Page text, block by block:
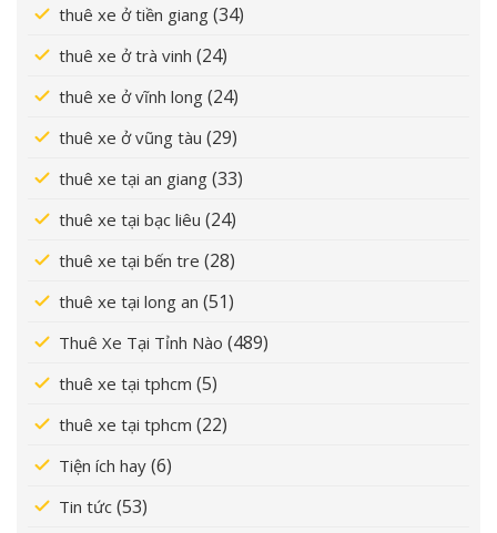
thuê xe ở tiền giang (34)
thuê xe ở trà vinh (24)
thuê xe ở vĩnh long (24)
thuê xe ở vũng tàu (29)
thuê xe tại an giang (33)
thuê xe tại bạc liêu (24)
thuê xe tại bến tre (28)
thuê xe tại long an (51)
Thuê Xe Tại Tỉnh Nào (489)
thuê xe tại tphcm (5)
thuê xe tại tphcm (22)
Tiện ích hay (6)
Tin tức (53)